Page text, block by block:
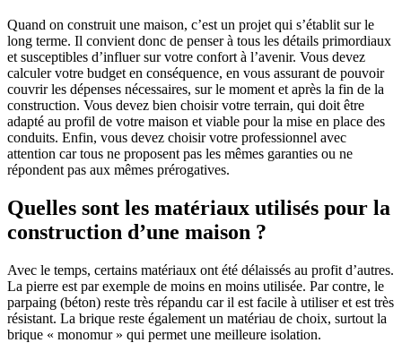
Quand on construit une maison, c’est un projet qui s’établit sur le
long terme. Il convient donc de penser à tous les détails primordiaux
et susceptibles d’influer sur votre confort à l’avenir. Vous devez
calculer votre budget en conséquence, en vous assurant de pouvoir
couvrir les dépenses nécessaires, sur le moment et après la fin de la
construction. Vous devez bien choisir votre terrain, qui doit être
adapté au profil de votre maison et viable pour la mise en place des
conduits. Enfin, vous devez choisir votre professionnel avec
attention car tous ne proposent pas les mêmes garanties ou ne
répondent pas aux mêmes prérogatives.
Quelles sont les matériaux utilisés pour la
construction d’une maison ?
Avec le temps, certains matériaux ont été délaissés au profit d’autres.
La pierre est par exemple de moins en moins utilisée. Par contre, le
parpaing (béton) reste très répandu car il est facile à utiliser et est très
résistant. La brique reste également un matériau de choix, surtout la
brique « monomur » qui permet une meilleure isolation.